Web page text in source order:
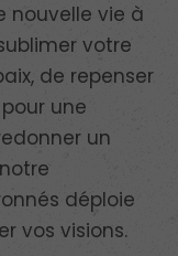
nouvelle vie à
votre
de repenser
une
un
déploie
vos visions.